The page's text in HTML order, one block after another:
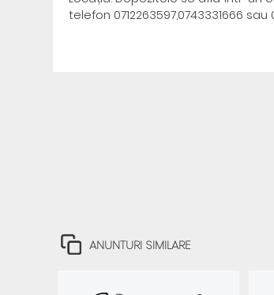
telefon 0712263597,0743331666 sau
ANUNTURI SIMILARE